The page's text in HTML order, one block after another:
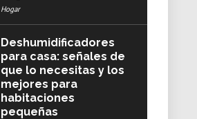
Hogar
Deshumidificadores
para casa: señales de
que lo necesitas y los
mejores para
habitaciones
pequeñas